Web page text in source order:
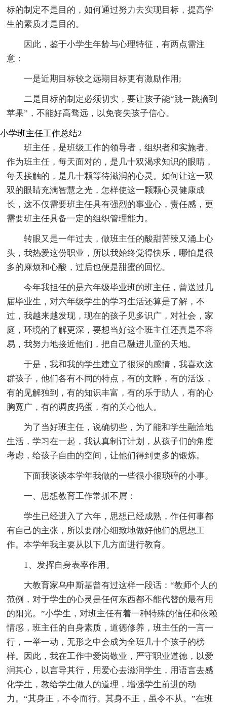
标的制定不是目的，如何通过努力去实现目标，提高学
生的素质才是目的。
因此，鉴于小学生年龄与心理特征，有两点需注
意：
一是近期目标较之远期目标更有激励作用;
二是目标的制定必须切实，要让孩子能“跳一跳摘到
苹果”，不能好高骛远，以免丧失孩子信心。
小学班主任工作总结2
班主任，是班级工作的领导者，组织者和实施者。
作为班主任，每天面对的，是几十双渴求知识的眼睛，
每天接触的，是几十颗等待滋润的心灵。如何让这一双
双的眼睛充满智慧之光，怎样使这一颗颗心灵健康成
长，这不仅需要班主任具有强烈的事业心，责任感，更
需要班主任具备一定的组织管理能力。
转眼又是一年过去，做班主任的酸甜苦辣又涌上心
头，我热爱这份职业，所以我始终觉得快乐，哪怕是很
多的麻烦和心酸，过后也便是甜蜜的回忆。
今年我担任的是六年级毕业班的班主任，曾送过几
届毕业生，对六年级学生的学习生活还算是了解，不
过，我越来越发现，现在的孩子见多识广，对社会，家
庭，环境的了解更深，要想当好这个班主任还真是不容
易，我努力地接近他们，把自己融进儿童的天地。
于是，我和我的学生建立了很深的感情，我喜欢这
群孩子，他们各有不同的特点，有的文静，有的活泼，
有的见解独到，有的知识丰富，有的乐于助人，有的心
胸宽广，有的调皮捣蛋，有的关心他人。
为了当好班主任，说确切些，为了能和学生融洽地
生活，学习在一起，我认真制订计划，从孩子们的角度
考虑，给孩子自由的空间，让他们得到更多的锻炼。
下面我谈谈本学年我做的一些很小很琐碎的小事。
一、思想教育工作常抓不屑：
学生已经进入了六年，思想已经成熟，作任何事都
有自己的主张，所以要耐心细致地做好他们的思想工
作。本学年我主要从以下几方面进行教育。
1、发挥自身表率作用。
大教育家乌申斯基曾有过这样一段话：“教师个人的
范例，对于学生的心灵是任何东西都不能代替的最有用
的阳光。”小学生，对班主任有着一种特殊的信任和依赖
情感，班主任的自身素质，道德修养，班主任的一言一
行，一举一动，无形之中会成为全班几十个孩子的榜
样。因此，我在工作中爱岗敬业，严守职业道德，以爱
润其心，以言导其行，用爱心去滋润学生，用语言去感
化学生，教给学生做人的道理，增强学生前进的动
力。“其身正，不令而行。其身不正，虽令不从。”在班